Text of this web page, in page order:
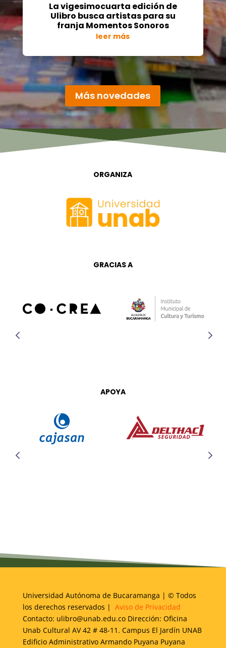
La vigesimocuarta edición de
Ulibro busca artistas para su
franja Momentos Sonoros
leer más
Más novedades
ORGANIZA
GRACIAS A
APOYA
Universidad Autónoma de Bucaramanga | © Todos
los derechos reservados | Aviso de Privacidad
Contacto: ulibro@unab.edu.co Dirección: Oficina
Unab Cultural AV 42 # 48-11. Campus El Jardín UNAB
Edificio Administrativo Armando Puyana Puyana